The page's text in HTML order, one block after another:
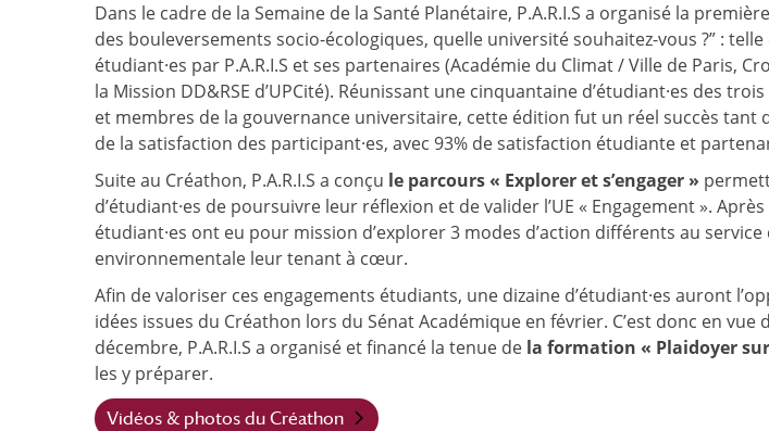
Dans le cadre de la Semaine de la Santé Planétaire, P.A.R.I.S a organisé la
des bouleversements socio-écologiques, quelle université souhaitez-vous ?” :
étudiant·es par P.A.R.I.S et ses partenaires (Académie du Climat / Ville de Paris,
la Mission DD&RSE d’UPCité). Réunissant une cinquantaine d’étudiant·es des
et membres de la gouvernance universitaire, cette édition fut un réel succès tant
de la satisfaction des participant·es, avec 93% de satisfaction étudiante et
Suite au Créathon, P.A.R.I.S a conçu le parcours « Explorer et s’engager »
d’étudiant·es de poursuivre leur réflexion et de valider l’UE « Engagement ».
étudiant·es ont eu pour mission d’explorer 3 modes d’action différents au service
environnementale leur tenant à cœur.
Afin de valoriser ces engagements étudiants, une dizaine d’étudiant·es auront
idées issues du Créathon lors du Sénat Académique en février. C’est donc en vue
décembre, P.A.R.I.S a organisé et financé la tenue de la formation « Plaidoyer sur
les y préparer.
Vidéos & photos du Créathon